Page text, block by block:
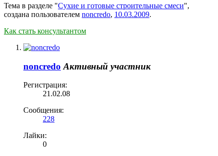
Тема в разделе "Сухие и готовые строительные смеси",
создана пользователем noncredo, 10.03.2009.
Как стать консультантом
noncredo Активный участник
Регистрация:
21.02.08
Сообщения:
228
Лайки:
0